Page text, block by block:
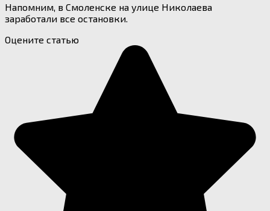
Напомним, в Смоленске на улице Николаева
заработали все остановки.
Оцените статью